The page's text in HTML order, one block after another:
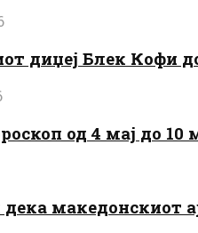
диџеј Блек Кофи
од 4 мај до
македонскиот